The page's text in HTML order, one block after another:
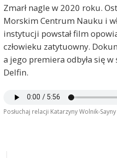
Zmarł nagle w 2020 roku.
Morskim Centrum Nauku i
instytucji powstał film
człowieku zatytuowny.
a jego premiera odbyła się
Delfin.
Posłuchaj relacji Katarzyny Wolnik-Sayny